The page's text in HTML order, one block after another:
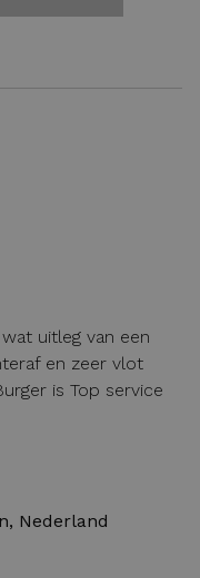
uitleg van een
en zeer vlot
is Top service
Nederland